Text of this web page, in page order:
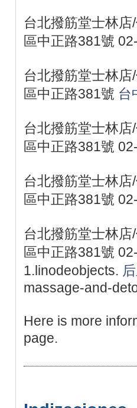
台北撥筋堂士林
區中正路381號
台北撥筋堂士林
區中正路381號 台
台北撥筋堂士林
區中正路381號
台北撥筋堂士林
區中正路381號
台北撥筋堂士林
區中正路381號
1.linodeobjects.
massage-and-
Here is more
page.